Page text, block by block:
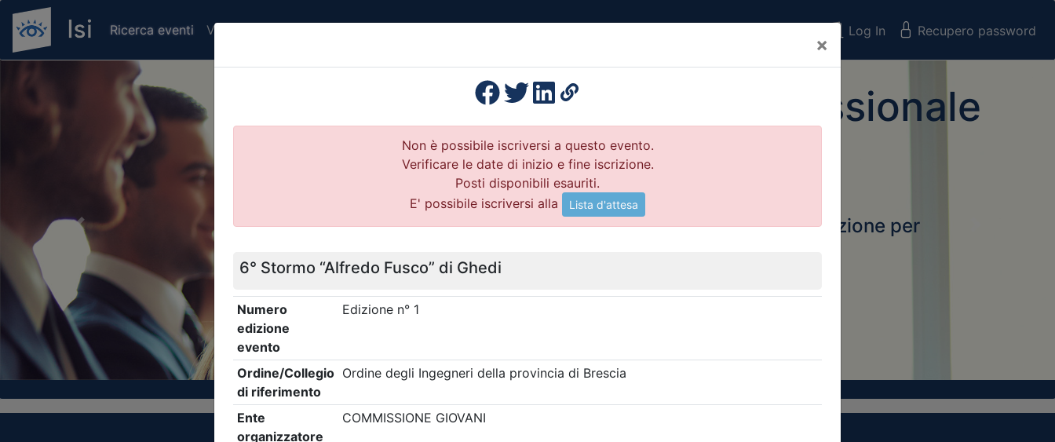
×
Ricerca eventi Verifica attestato di presenza Log In Recupero password
Formazione Professionale
Continua
Il portale della formazione per
Previous
Clicca qui - espandi la sezione dei filtri ricerca eventi